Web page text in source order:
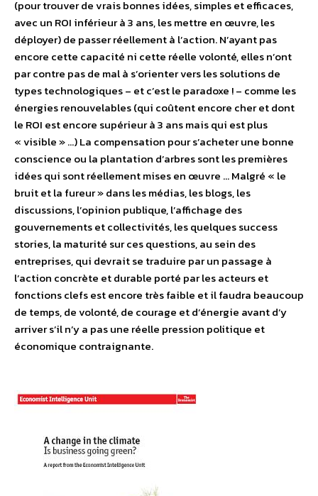
(pour trouver de vrais bonnes idées, simples et efficaces,
avec un ROI inférieur à 3 ans, les mettre en œuvre, les
déployer) de passer réellement à l’action. N’ayant pas
encore cette capacité ni cette réelle volonté, elles n’ont
par contre pas de mal à s’orienter vers les solutions de
types technologiques – et c’est le paradoxe ! – comme les
énergies renouvelables (qui coûtent encore cher et dont
le ROI est encore supérieur à 3 ans mais qui est plus
« visible » …) La compensation pour s’acheter une bonne
conscience ou la plantation d’arbres sont les premières
idées qui sont réellement mises en œuvre … Malgré « le
bruit et la fureur » dans les médias, les blogs, les
discussions, l’opinion publique, l’affichage des
gouvernements et collectivités, les quelques success
stories, la maturité sur ces questions, au sein des
entreprises, qui devrait se traduire par un passage à
l’action concrète et durable porté par les acteurs et
fonctions clefs est encore très faible et il faudra beaucoup
de temps, de volonté, de courage et d’énergie avant d’y
arriver s’il n’y a pas une réelle pression politique et
économique contraignante.